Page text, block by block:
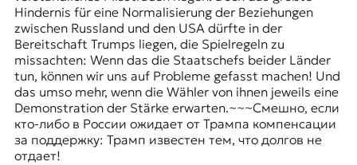
Hindernis für eine Normalisierung der Beziehungen
zwischen Russland und den USA dürfte in der
Bereitschaft Trumps liegen, die Spielregeln zu
missachten: Wenn das die Staatschefs beider Länder
tun, können wir uns auf Probleme gefasst machen! Und
das umso mehr, wenn die Wähler von ihnen jeweils eine
Demonstration der Stärke erwarten.~~~Смешно, если
кто-либо в России ожидает от Трампа компенсации
за поддержку: Трамп известен тем, что долгов не
отдает!